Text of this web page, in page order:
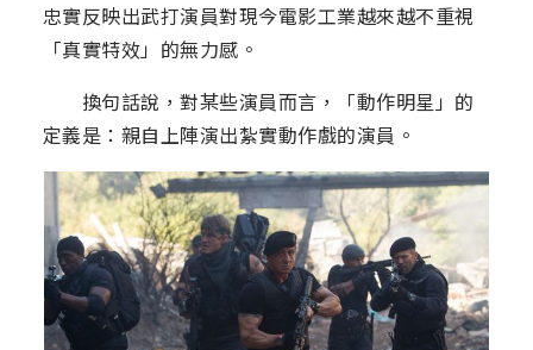
忠實反映出武打演員對現今電影工業越來越不重視
「真實特效」的無力感。
換句話說，對某些演員而言，「動作明星」的
定義是：親自上陣演出紮實動作戲的演員。